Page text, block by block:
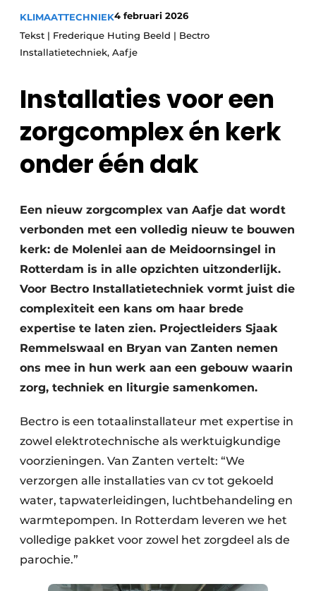
Podcasts
Privacy / Cookie statement
Vacature aanmelden
Vacatures
Video’s
Glas
Modulair bouwen
KLIMAATTECHNIEK4 februari 2026
Tekst | Frederique Huting Beeld | Bectro
Installatietechniek, Aafje
Installaties voor een
zorgcomplex én kerk
onder één dak
Een nieuw zorgcomplex van Aafje dat wordt
verbonden met een volledig nieuw te bouwen
kerk: de Molenlei aan de Meidoornsingel in
Rotterdam is in alle opzichten uitzonderlijk.
Voor Bectro Installatietechniek vormt juist die
complexiteit een kans om haar brede
expertise te laten zien. Projectleiders Sjaak
Remmelswaal en Bryan van Zanten nemen
ons mee in hun werk aan een gebouw waarin
zorg, techniek en liturgie samenkomen.
Bectro is een totaalinstallateur met expertise in
zowel elektrotechnische als werktuigkundige
voorzieningen. Van Zanten vertelt: “We
verzorgen alle installaties van cv tot gekoeld
water, tapwaterleidingen, luchtbehandeling en
warmtepompen. In Rotterdam leveren we het
volledige pakket voor zowel het zorgdeel als de
parochie.”